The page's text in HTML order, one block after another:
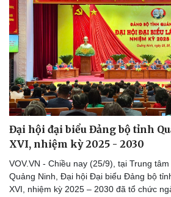
Pháp luật
Vụ án
Tư vấn luật
Quân
Vũ
Phân
Đại hội đại biểu Đảng bộ tỉnh
XVI, nhiệm kỳ 2025 - 2030
VOV.VN - Chiều nay (25/9), tại Trung
Quảng Ninh, Đại hội Đại biểu Đảng bộ
XVI, nhiệm kỳ 2025 – 2030 đã tổ chức